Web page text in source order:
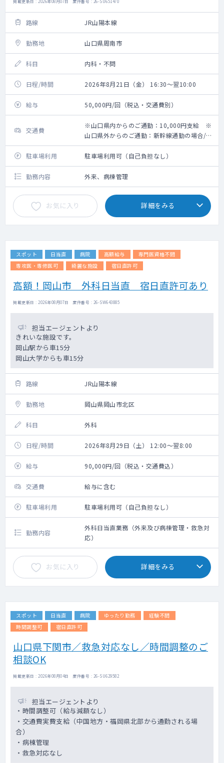
掲載更新日 : 2026年08月07日 案件番号 : 26-SU651470
路線 JR山陽本線
勤務地 山口県周南市
科目 内科・不問
日程/時間 2026年8月21日（金） 16:30～翌10:00
給与 50,000円/回（税込・交通費別）
交通費
※山口県内からのご通勤：10,000円支給 ※
山口県外からのご通勤：新幹線通勤の場合/上
限25,000円、車通勤の場合/一律20,000円
駐車場利用
駐車場利用可（自己負担なし）
勤務内容 外来、病棟管理
お気に入り 詳細をみる
スポット 日当直 病院 高額給与
専門医資格不問
専攻医・専修医可
綺麗な施設 宿日直許可
高額！岡山市 外科日当直 宿日直許可あり
掲載更新日 : 2026年08月07日 案件番号 : 26-SW643885
担当エージェントより
きれいな施設です。
岡山駅から車15分
岡山大学からも車15分
路線 JR山陽本線
勤務地 岡山県岡山市北区
科目 外科
日程/時間 2026年8月29日（土） 12:00～翌8:00
給与 90,000円/回（税込・交通費込）
交通費 給与に含む
駐車場利用 駐車場利用可（自己負担なし）
勤務内容
外科日当直業務（外来及び病棟管理・救急対
応）
お気に入り 詳細をみる
スポット 日当直 病院 ゆったり勤務
経験不問
時間調整可
宿日直許可
山口県下関市／救急対応なし／時間調整のご
相談OK
掲載更新日 : 2026年08月04日 案件番号 : 26-SU629582
担当エージェントより
・時間調整可（給与減額なし）
・交通費実費支給（中国地方・福岡県北部から通勤される場
合）
・病棟管理
・救急対応なし